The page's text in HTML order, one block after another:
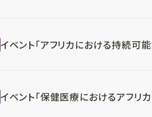
イベント「アフリカにおける持続可
イベント「保健医療におけるアフリ